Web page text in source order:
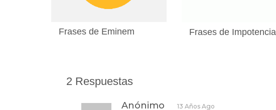
Frases de Eminem Frases de Impotencia
2 Respuestas
Anónimo 13 Años Ago